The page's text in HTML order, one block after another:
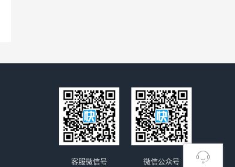
微信公众号
客服微信号